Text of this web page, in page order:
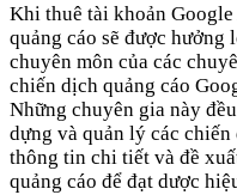
Khi thuê tài khoản
quảng cáo sẽ được hưởng
chuyên môn của các
chiến dịch quảng cáo
Những chuyên gia này
dựng và quản lý các
thông tin chi tiết và đề
quảng cáo để đạt dược